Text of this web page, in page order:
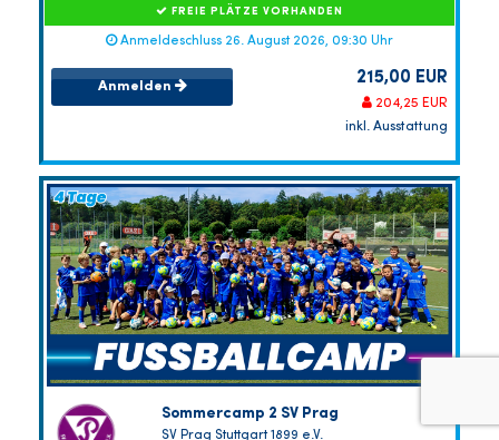
FREIE PLÄTZE VORHANDEN
Anmeldeschluss 26. August 2026, 09:30 Uhr
Anmelden 215,00 EUR
204,25 EUR
inkl. Ausstattung
Sommercamp 2 SV Prag
SV Prag Stuttgart 1899 e.V.